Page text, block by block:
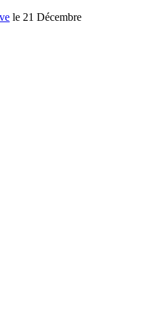
le 21 Décembre